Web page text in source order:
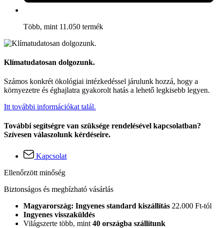
Több, mint 11.050 termék
Klímatudatosan dolgozunk.
Számos konkrét ökológiai intézkedéssel járulunk hozzá, hogy a
környezetre és éghajlatra gyakorolt hatás a lehető legkisebb legyen.
Itt további információkat talál.
További segítségre van szüksége rendelésével kapcsolatban?
Szívesen válaszolunk kérdéseire.
Kapcsolat
Ellenőrzött minőség
Biztonságos és megbízható vásárlás
Magyarország: Ingyenes standard kiszállítás 22.000 Ft-tól
Ingyenes visszaküldés
Világszerte több, mint 40 országba szállítunk